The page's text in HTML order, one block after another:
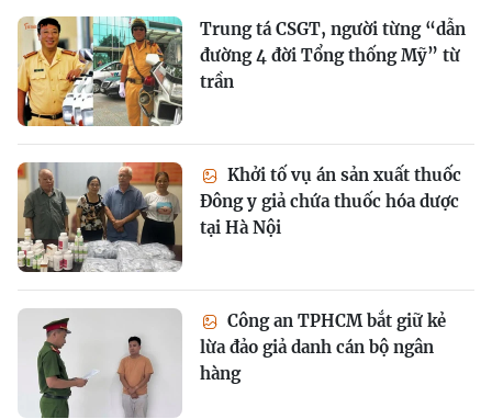
Trung tá CSGT, người từng “dẫn
đường 4 đời Tổng thống Mỹ” từ
trần
Khởi tố vụ án sản xuất thuốc
Đông y giả chứa thuốc hóa dược
tại Hà Nội
Công an TPHCM bắt giữ kẻ
lừa đảo giả danh cán bộ ngân
hàng